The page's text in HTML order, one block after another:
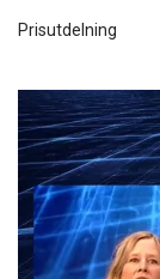
Prisutdelning